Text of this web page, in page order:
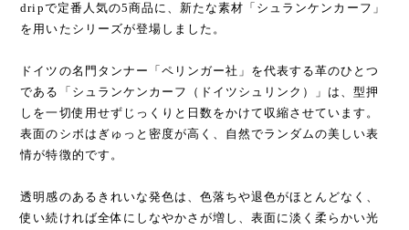
dripで定番人気の5商品に、新たな素材「シュランケンカーフ」
を用いたシリーズが登場しました。
ドイツの名門タンナー「ペリンガー社」を代表する革のひとつ
である「シュランケンカーフ（ドイツシュリンク）」は、型押
しを一切使用せずじっくりと日数をかけて収縮させています。
表面のシボはぎゅっと密度が高く、自然でランダムの美しい表
情が特徴的です。
透明感のあるきれいな発色は、色落ちや退色がほとんどなく、
使い続ければ全体にしなやかさが増し、表面に淡く柔らかい光